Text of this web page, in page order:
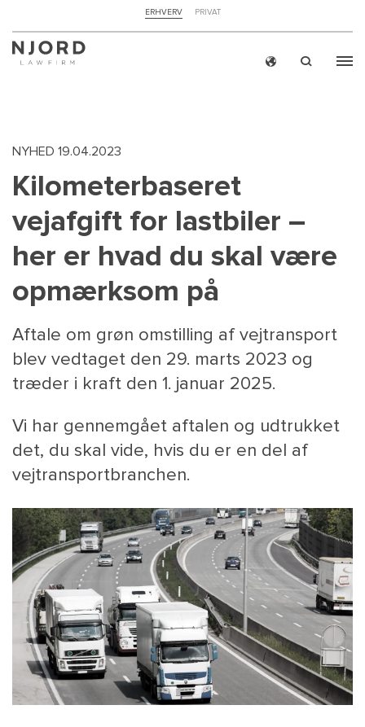
TOP
MENU
ERHVERV PRIVAT
MAIN
MENU
SMALL
HR
OM
NYHED 19.04.2023
Kilometerbaseret
vejafgift for lastbiler –
her er hvad du skal være
opmærksom på
Aftale om grøn omstilling af vejtransport
blev vedtaget den 29. marts 2023 og
træder i kraft den 1. januar 2025.
Vi har gennemgået aftalen og udtrukket
det, du skal vide, hvis du er en del af
vejtransportbranchen.